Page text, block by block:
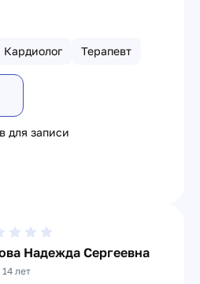
Кардиолог Терапевт
для записи
Надежда Сергеевна
лет